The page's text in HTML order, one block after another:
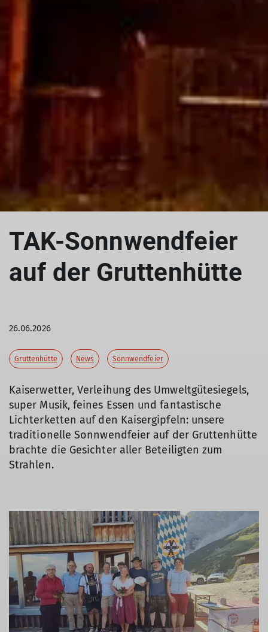
TAK-Sonnwendfeier
auf der Gruttenhütte
26.06.2026
Gruttenhütte News Sonnwendfeier
Kaiserwetter, Verleihung des Umweltgütesiegels,
super Musik, feines Essen und fantastische
Lichterketten auf den Kaisergipfeln: unsere
traditionelle Sonnwendfeier auf der Gruttenhütte
brachte die Gesichter aller Beteiligten zum
Strahlen.